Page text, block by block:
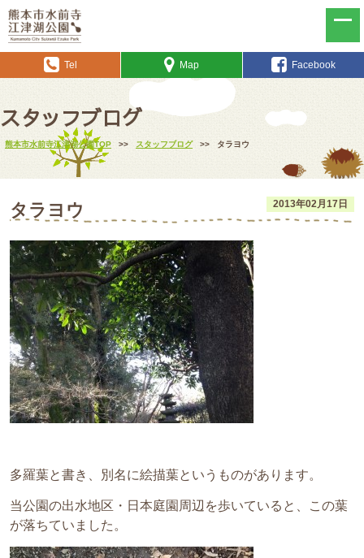
Tel Map Facebook
スタッフブログ
熊本市水前寺江津湖公園TOP >> スタッフブログ >> タラヨウ
2013年02月17日
タラヨウ
多羅葉と書き、別名に絵描葉というものがあります。
当公園の出水地区・日本庭園周辺を歩いていると、この葉
が落ちていました。